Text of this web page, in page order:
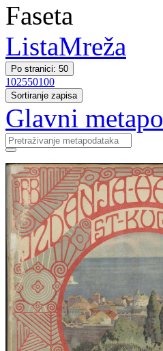
Faseta
ListaMreža
Po stranici: 50
102550100
Sortiranje zapisa
Glavni